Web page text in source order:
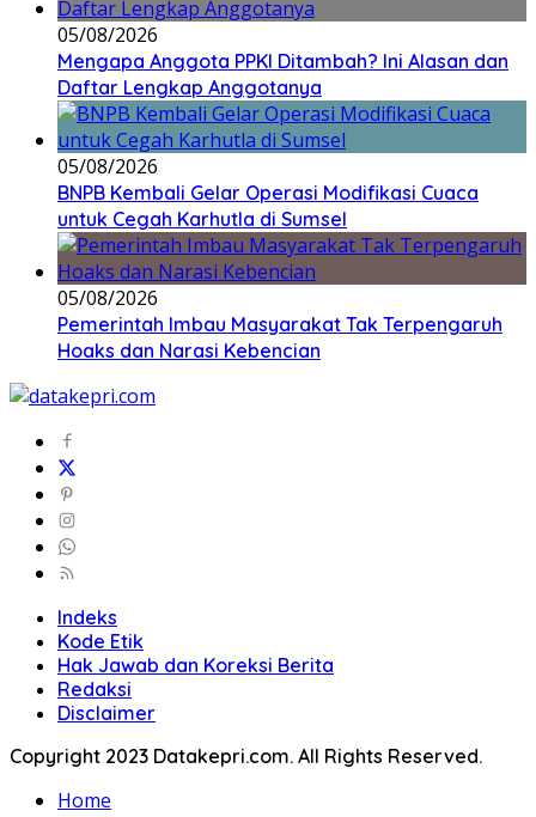
05/08/2026
Mengapa Anggota PPKI Ditambah? Ini Alasan dan
Daftar Lengkap Anggotanya
05/08/2026
BNPB Kembali Gelar Operasi Modifikasi Cuaca
untuk Cegah Karhutla di Sumsel
05/08/2026
Pemerintah Imbau Masyarakat Tak Terpengaruh
Hoaks dan Narasi Kebencian
Indeks
Kode Etik
Hak Jawab dan Koreksi Berita
Redaksi
Disclaimer
Copyright 2023 Datakepri.com. All Rights Reserved.
Home